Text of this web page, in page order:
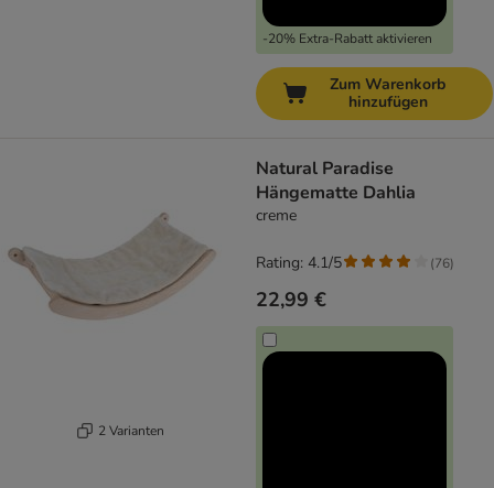
-20% Extra-Rabatt aktivieren
Zum Warenkorb
hinzufügen
2 Varianten
Natural Paradise
Hängematte Dahlia
creme
22,99 €
Rating: 4.1/5 (76)